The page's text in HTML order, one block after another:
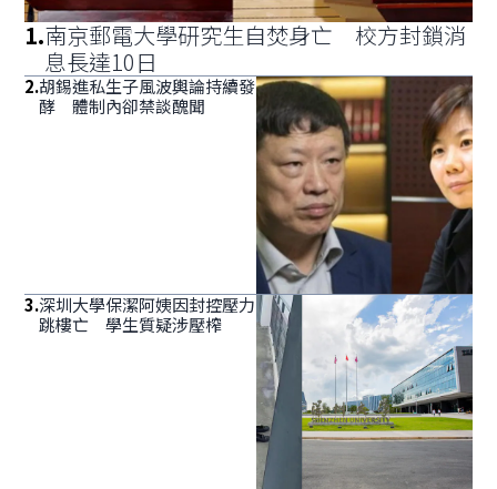
1.南京郵電大學研究生自焚身亡 校方封鎖消
息長達10日
2.胡錫進私生子風波輿論持續發
酵 體制內卻禁談醜聞
3.深圳大學保潔阿姨因封控壓力
跳樓亡 學生質疑涉壓榨